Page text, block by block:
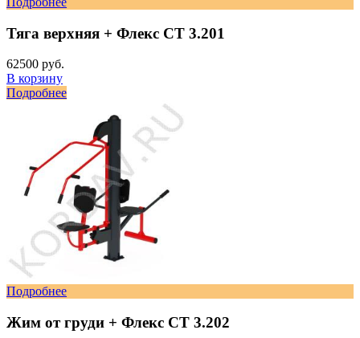
Тяга верхняя + Флекс СТ 3.201
62500 руб.
В корзину
Подробнее
Подробнее
Жим от груди + Флекс СТ 3.202